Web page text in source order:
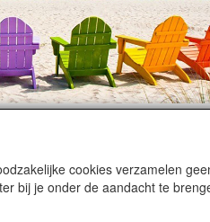
rust, ook de traditionele
Wanneer die voorradig is en
hoe snel dit zal gebeuren.
cookies verzamelen
bij je onder de aandacht te